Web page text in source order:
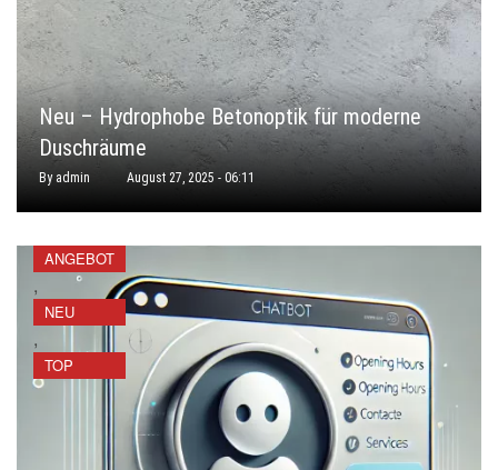
Neu – Hydrophobe Betonoptik für moderne
Duschräume
By admin August 27, 2025 - 06:11
ANGEBOT
,
NEU
,
TOP